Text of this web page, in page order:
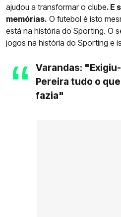
ajudou a transformar o clube. E
memórias. O futebol é isto
está na história do Sporting. O
jogos na história do Sporting e
Varandas:
Pereira tudo o
fazia"